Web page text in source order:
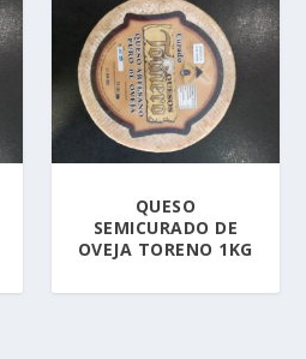
QUESO
SEMICURADO DE
OVEJA TORENO 1KG